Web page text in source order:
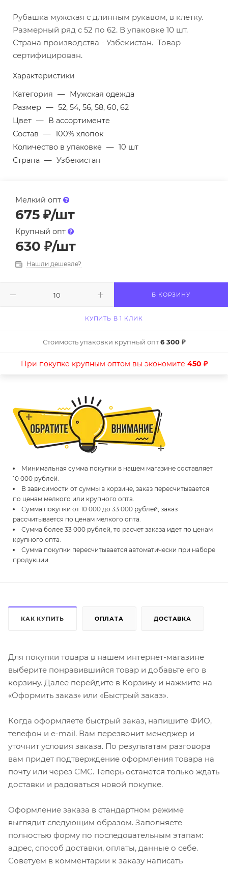
Рубашка мужская с длинным рукавом, в клетку.
Размерный ряд с 52 по 62. В упаковке 10 шт.
Страна производства - Узбекистан. Товар
сертифицирован.
Характеристики
Категория — Мужская одежда
Размер — 52, 54, 56, 58, 60, 62
Цвет — В ассортименте
Состав — 100% хлопок
Количество в упаковке — 10 шт
Страна — Узбекистан
Мелкий опт
675 ₽/шт
Крупный опт
630 ₽/шт
Нашли дешевле?
В КОРЗИНУ
КУПИТЬ В 1 КЛИК
Стоимость упаковки крупный опт6 300 ₽
При покупке крупным оптом вы экономите 450 ₽
Минимальная сумма покупки в нашем магазине составляет
10 000 рублей.
В зависимости от суммы в корзине, заказ пересчитывается
по ценам мелкого или крупного опта.
Сумма покупки от 10 000 до 33 000 рублей, заказ
рассчитывается по ценам мелкого опта.
Сумма более 33 000 рублей, то расчет заказа идет по ценам
крупного опта.
Сумма покупки пересчитывается автоматически при наборе
продукции.
КАК КУПИТЬ ОПЛАТА ДОСТАВКА
Для покупки товара в нашем интернет-магазине
выберите понравившийся товар и добавьте его в
корзину. Далее перейдите в Корзину и нажмите на
«Оформить заказ» или «Быстрый заказ».
Когда оформляете быстрый заказ, напишите ФИО,
телефон и e-mail. Вам перезвонит менеджер и
уточнит условия заказа. По результатам разговора
вам придет подтверждение оформления товара на
почту или через СМС. Теперь останется только ждать
доставки и радоваться новой покупке.
Оформление заказа в стандартном режиме
выглядит следующим образом. Заполняете
полностью форму по последовательным этапам:
адрес, способ доставки, оплаты, данные о себе.
Советуем в комментарии к заказу написать